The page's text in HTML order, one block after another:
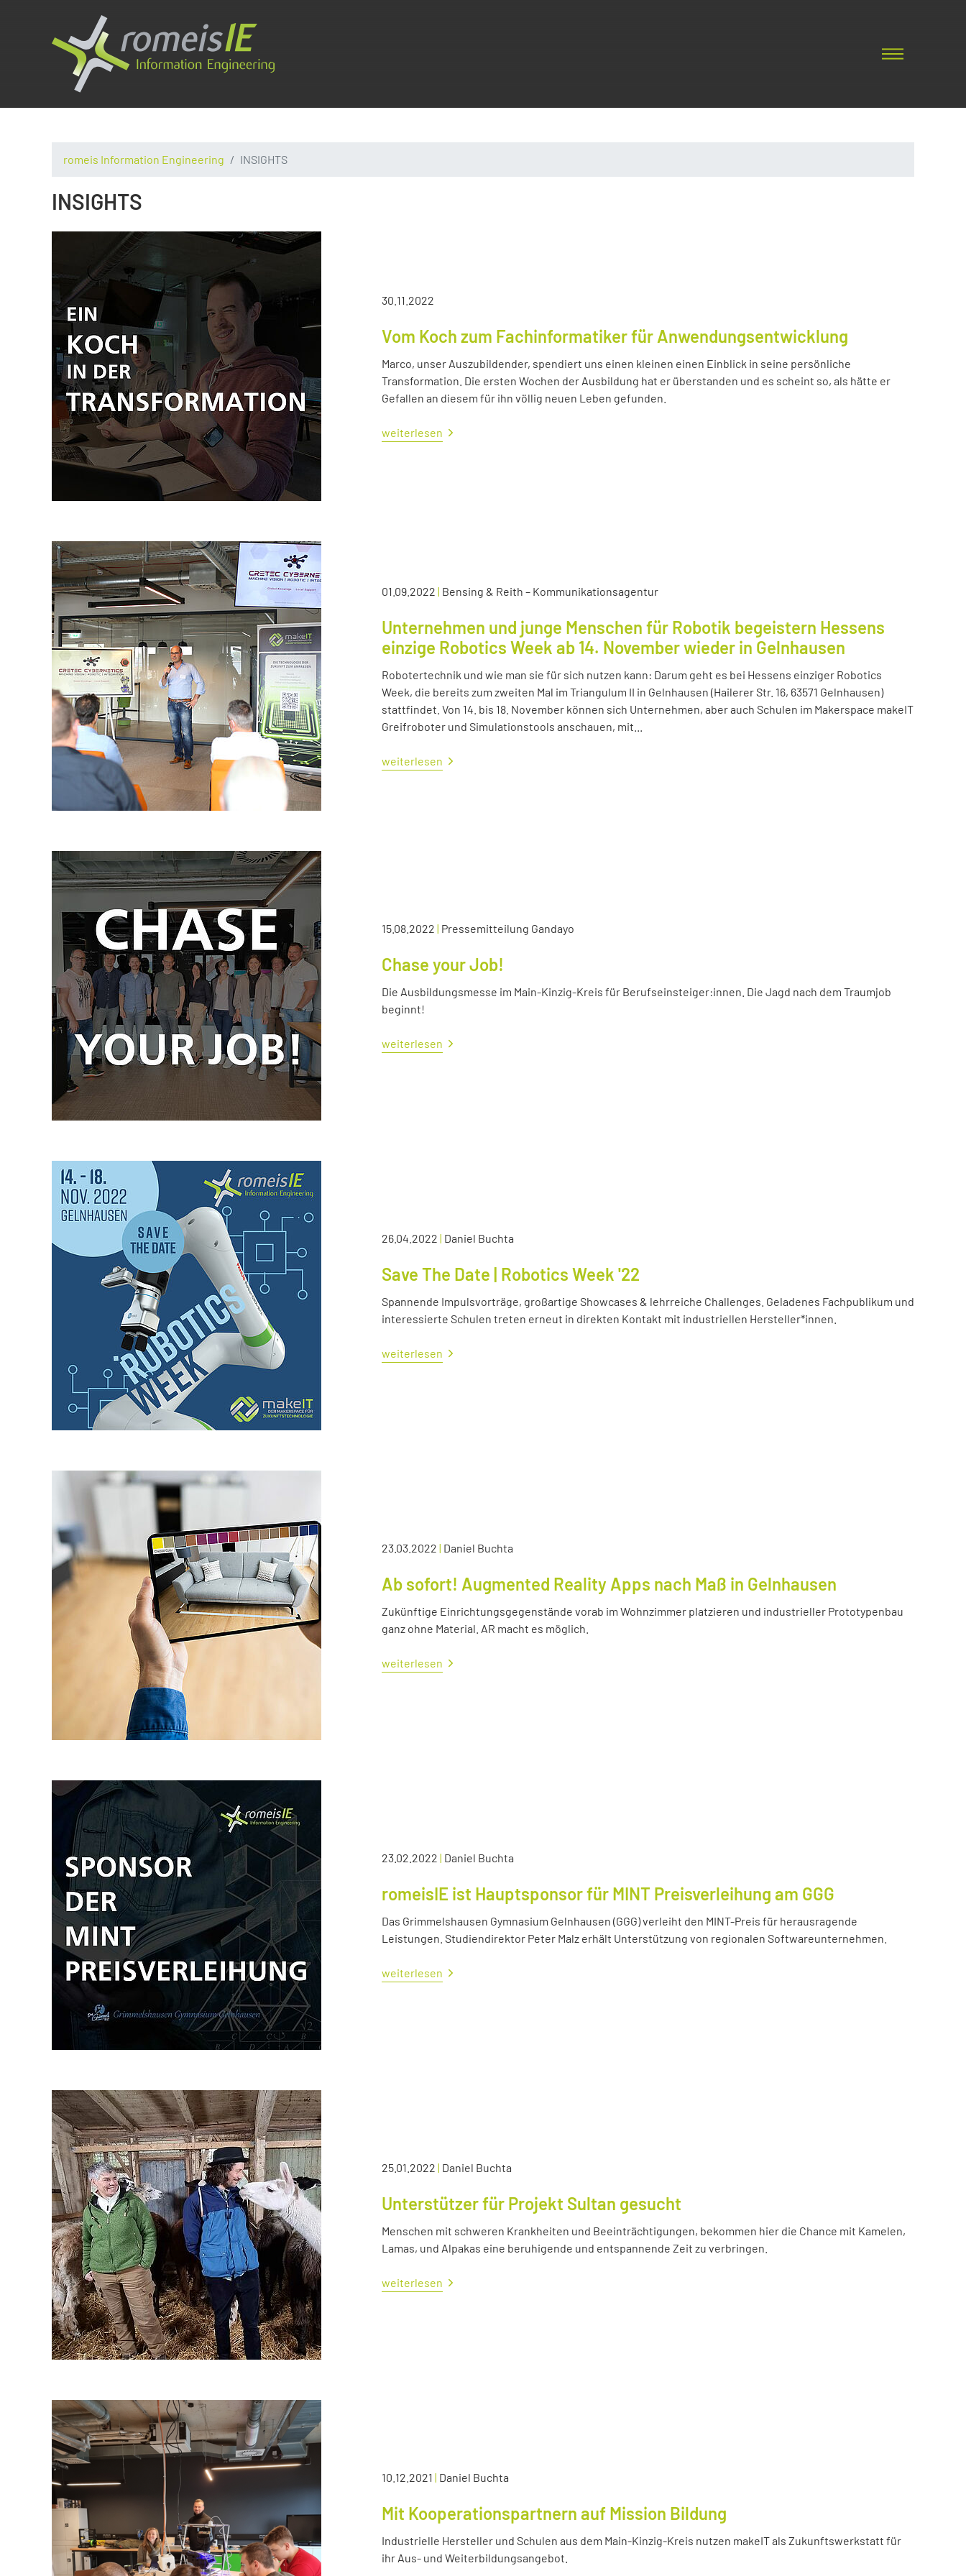
romeis Information Engineering INSIGHTS
INSIGHTS
30.11.2022
Vom Koch zum Fachinformatiker für Anwendungsentwicklung
Marco, unser Auszubildender, spendiert uns einen kleinen einen Einblick in seine persönliche
Transformation. Die ersten Wochen der Ausbildung hat er überstanden und es scheint so, als hätte er
Gefallen an diesem für ihn völlig neuen Leben gefunden.
weiterlesen
01.09.2022 | Bensing & Reith – Kommunikationsagentur
Unternehmen und junge Menschen für Robotik begeistern Hessens
einzige Robotics Week ab 14. November wieder in Gelnhausen
Robotertechnik und wie man sie für sich nutzen kann: Darum geht es bei Hessens einziger Robotics
Week, die bereits zum zweiten Mal im Triangulum II in Gelnhausen (Hailerer Str. 16, 63571 Gelnhausen)
stattfindet. Von 14. bis 18. November können sich Unternehmen, aber auch Schulen im Makerspace makeIT
Greifroboter und Simulationstools anschauen, mit...
weiterlesen
15.08.2022 | Pressemitteilung Gandayo
Chase your Job!
Die Ausbildungsmesse im Main-Kinzig-Kreis für Berufseinsteiger:innen. Die Jagd nach dem Traumjob
beginnt!
weiterlesen
26.04.2022 | Daniel Buchta
Save The Date | Robotics Week '22
Spannende Impulsvorträge, großartige Showcases & lehrreiche Challenges. Geladenes Fachpublikum und
interessierte Schulen treten erneut in direkten Kontakt mit industriellen Hersteller*innen.
weiterlesen
23.03.2022 | Daniel Buchta
Ab sofort! Augmented Reality Apps nach Maß in Gelnhausen
Zukünftige Einrichtungsgegenstände vorab im Wohnzimmer platzieren und industrieller Prototypenbau
ganz ohne Material. AR macht es möglich.
weiterlesen
23.02.2022 | Daniel Buchta
romeisIE ist Hauptsponsor für MINT Preisverleihung am GGG
Das Grimmelshausen Gymnasium Gelnhausen (GGG) verleiht den MINT-Preis für herausragende
Leistungen. Studiendirektor Peter Malz erhält Unterstützung von regionalen Softwareunternehmen.
weiterlesen
25.01.2022 | Daniel Buchta
Unterstützer für Projekt Sultan gesucht
Menschen mit schweren Krankheiten und Beeinträchtigungen, bekommen hier die Chance mit Kamelen,
Lamas, und Alpakas eine beruhigende und entspannende Zeit zu verbringen.
weiterlesen
10.12.2021 | Daniel Buchta
Mit Kooperationspartnern auf Mission Bildung
Industrielle Hersteller und Schulen aus dem Main-Kinzig-Kreis nutzen makeIT als Zukunftswerkstatt für
ihr Aus- und Weiterbildungsangebot.